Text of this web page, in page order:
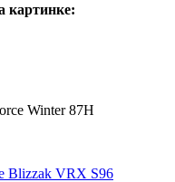
картинке:
Winter 87H
Blizzak VRX S96